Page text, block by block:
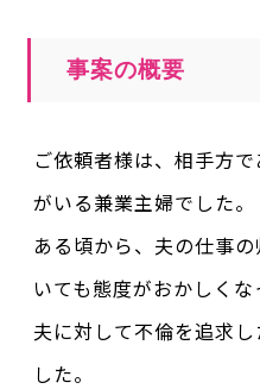
事案の概要
ご依頼者様は、相手方
がいる兼業主婦でした。
ある頃から、夫の仕事
いても態度がおかしく
夫に対して不倫を追求
した。